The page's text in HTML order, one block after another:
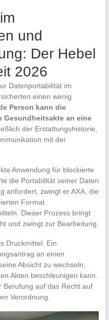
und
Der Hebel
2026
Datenportabilität im
einen wenig
Person kann die
Gesundheitsakte an eine
der Erstattungshistorie,
mit der
Anwendung für blockierte
die Portabilität seiner Daten
anfordert, zwingt er AXA, die
Format
Dieser Prozess bringt
und zwingt zur Bearbeitung.
Druckmittel. Ein
an einen
Absicht zu wechseln,
Akten beschleunigen kann.
Berufung auf das Recht auf
Verordnung.